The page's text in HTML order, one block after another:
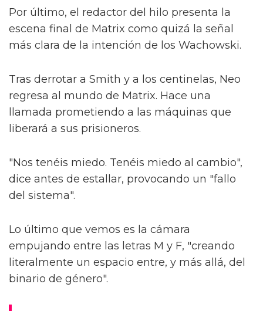
Por último, el redactor del hilo presenta la
escena final de Matrix como quizá la señal
más clara de la intención de los Wachowski.
Tras derrotar a Smith y a los centinelas, Neo
regresa al mundo de Matrix. Hace una
llamada prometiendo a las máquinas que
liberará a sus prisioneros.
"Nos tenéis miedo. Tenéis miedo al cambio",
dice antes de estallar, provocando un "fallo
del sistema".
Lo último que vemos es la cámara
empujando entre las letras M y F, "creando
literalmente un espacio entre, y más allá, del
binario de género".